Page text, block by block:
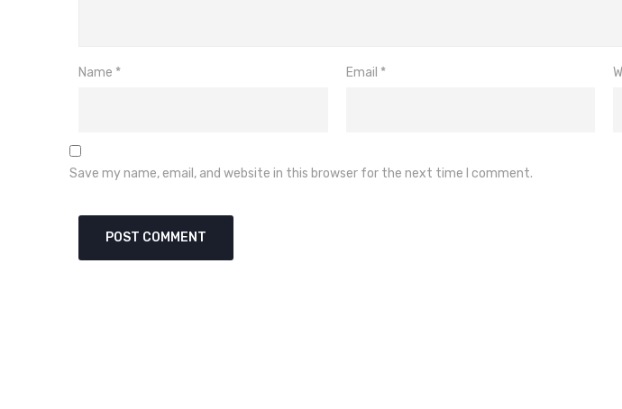
Name * Email *
Save my name, email, and website in this browser for the next time I comment.